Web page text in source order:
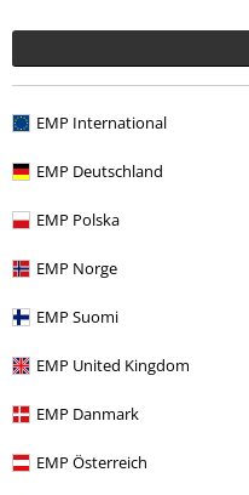
EMP International
EMP Deutschland
EMP Polska
EMP Norge
EMP Suomi
EMP United Kingdom
EMP Danmark
EMP Österreich
Prozent gefällt, nur 90%. Er
Qualität
Design
Passform
zu eng
Länge